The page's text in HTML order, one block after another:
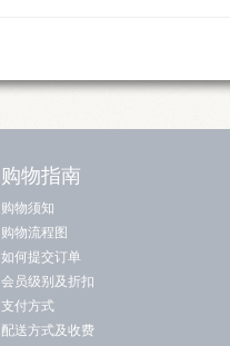
购物指南
购物须知
购物流程图
如何提交订单
会员级别及折扣
支付方式
配送方式及收费